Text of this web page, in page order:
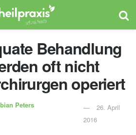
Behandlung
oft nicht
operiert
Peters
26. April
2016